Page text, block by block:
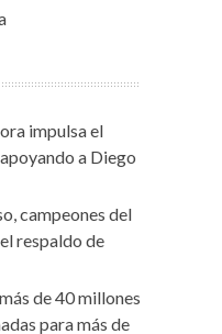
impulsa el
a Diego
campeones del
respaldo de
de 40 millones
para más de